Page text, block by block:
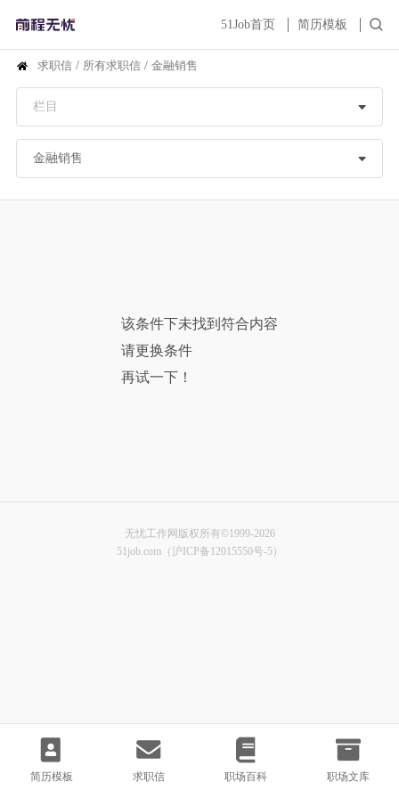
51Job首页 简历模板
简历模板 求职信 职场百科 职场文库
求职信 / 所有求职信 / 金融销售
该条件下未找到符合内容
请更换条件
再试一下！
无忧工作网版权所有©1999-2026
51job.com（沪ICP备12015550号-5）